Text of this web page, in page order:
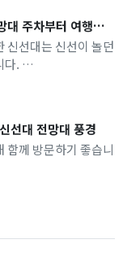
거제 가볼만한곳 신선대 전망대 주차부터 여행코스까지
신선대는 신선이 놀던
다.
바다를 가까이 볼
선대 전망대 풍경
함께 방문하기 좋습니
바위가 독특하며 산